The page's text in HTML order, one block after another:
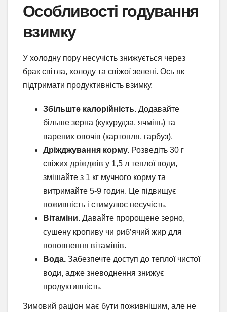
Особливості годування
взимку
У холодну пору несучість знижується через
брак світла, холоду та свіжої зелені. Ось як
підтримати продуктивність взимку.
Збільште калорійність. Додавайте
більше зерна (кукурудза, ячмінь) та
варених овочів (картопля, гарбуз).
Дріжджування корму. Розведіть 30 г
свіжих дріжджів у 1,5 л теплої води,
змішайте з 1 кг мучного корму та
витримайте 5-9 годин. Це підвищує
поживність і стимулює несучість.
Вітаміни. Давайте пророщене зерно,
сушену кропиву чи риб’ячий жир для
поповнення вітамінів.
Вода. Забезпечте доступ до теплої чистої
води, адже зневоднення знижує
продуктивність.
Зимовий раціон має бути поживнішим, але не